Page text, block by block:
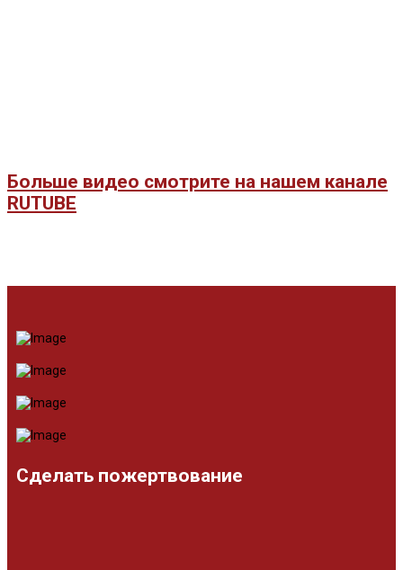
Больше видео смотрите на нашем канале
RUTUBE
Сделать пожертвование